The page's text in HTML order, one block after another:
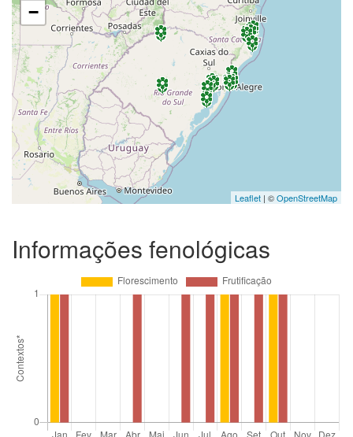
−
Leaflet | ©OpenStreetMap
Informações fenológicas